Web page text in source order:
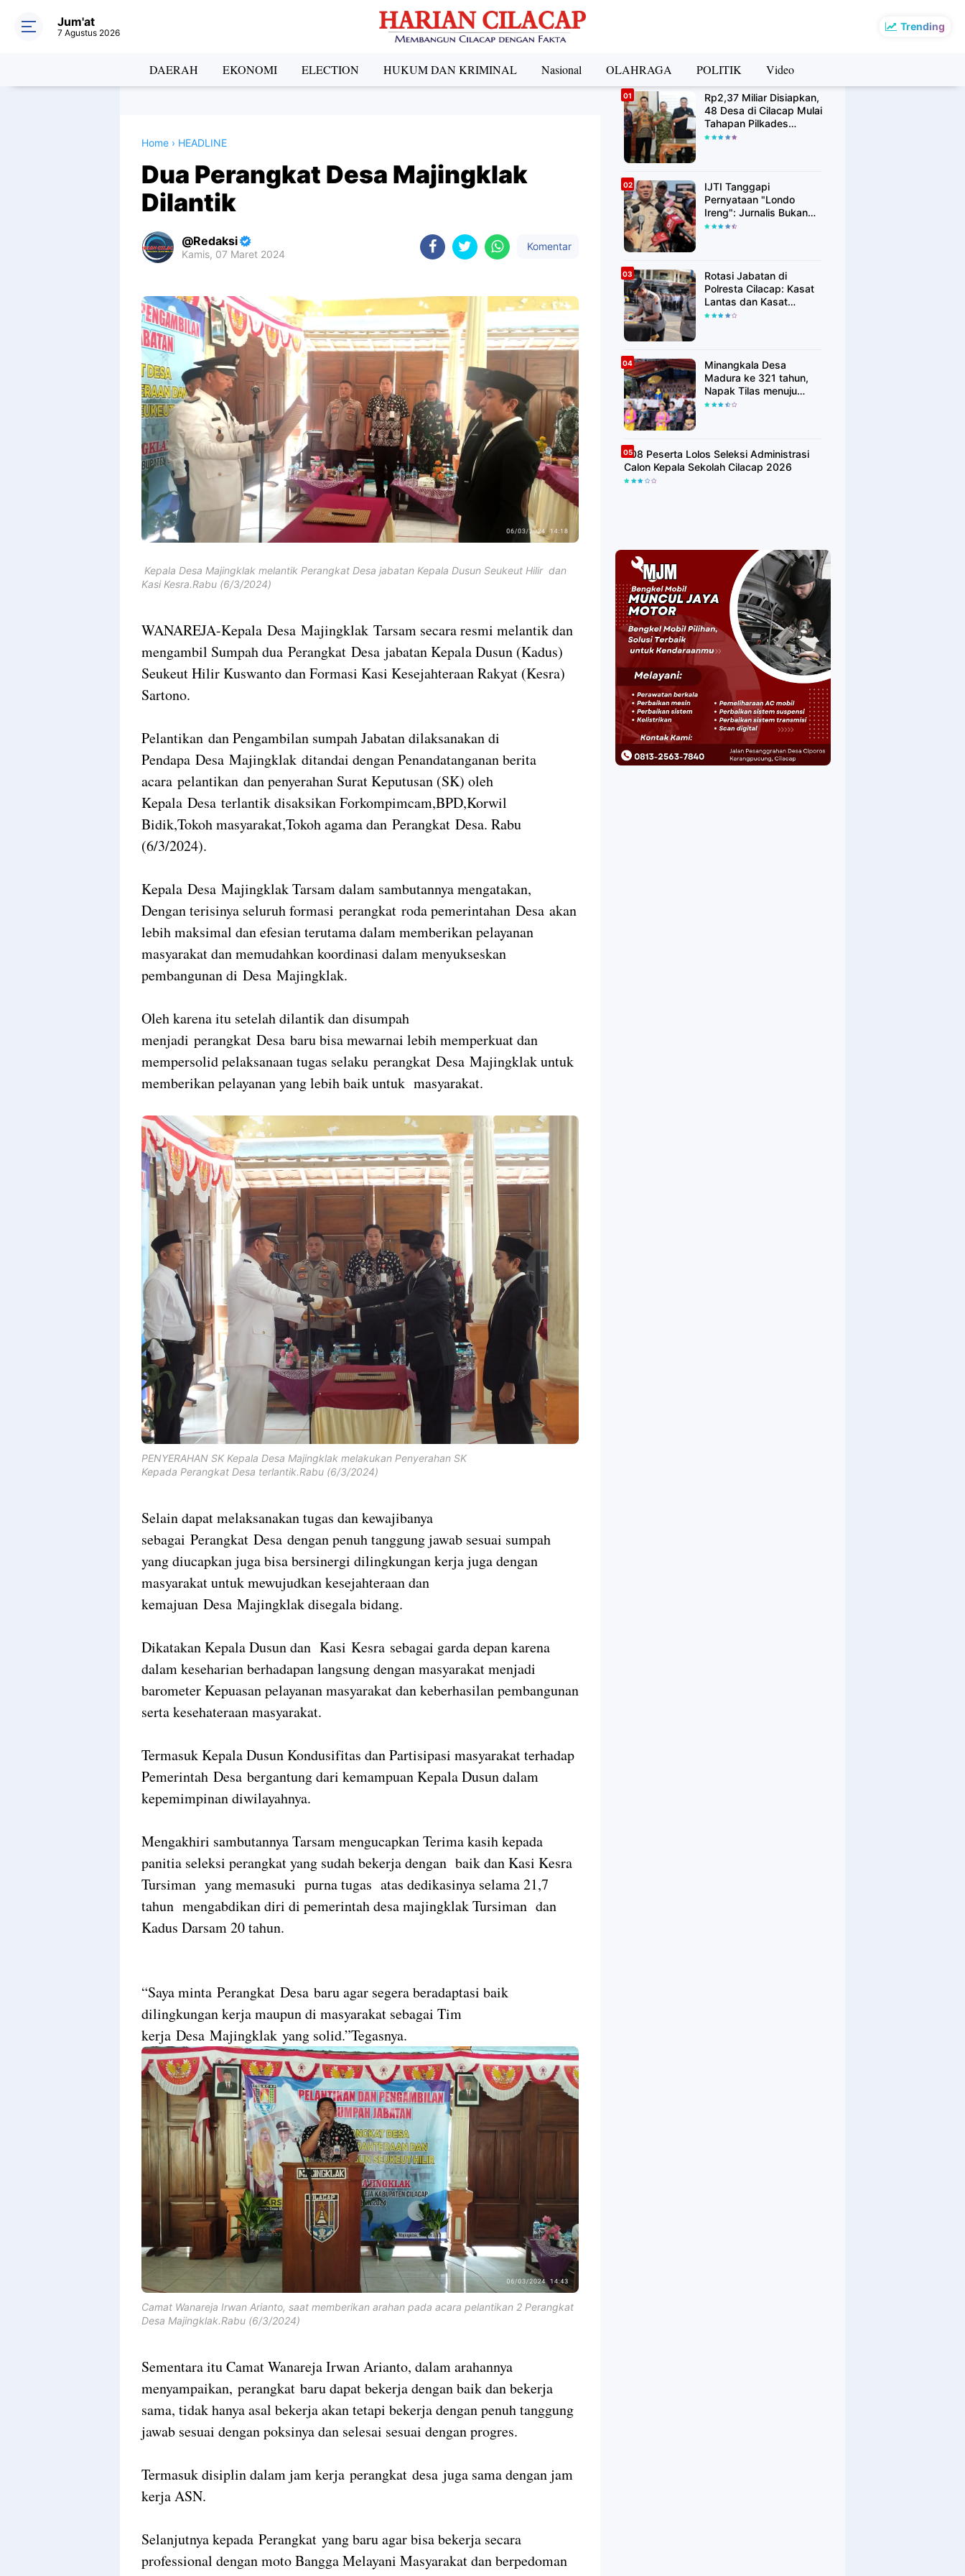
Trending
Jum'at
7 Agustus 2026
DAERAH EKONOMI ELECTION HUKUM DAN KRIMINAL Nasional OLAHRAGA POLITIK Video
Home › HEADLINE
Dua Perangkat Desa Majingklak
Dilantik
Redaksi
Kamis, 07 Maret 2024
Komentar
By
Raushan
Design
With
Shroff
Templates
Kepala Desa Majingklak melantik Perangkat Desa jabatan Kepala Dusun Seukeut Hilir dan
Kasi Kesra.Rabu (6/3/2024)
WANAREJA-Kepala Desa Majingklak Tarsam secara resmi melantik dan
mengambil Sumpah dua Perangkat Desa jabatan Kepala Dusun (Kadus)
Seukeut Hilir Kuswanto dan Formasi Kasi Kesejahteraan Rakyat (Kesra)
Sartono.
Pelantikan dan Pengambilan sumpah Jabatan dilaksanakan di
Pendapa Desa Majingklak ditandai dengan Penandatanganan berita
acara pelantikan dan penyerahan Surat Keputusan (SK) oleh
Kepala Desa terlantik disaksikan Forkompimcam,BPD,Korwil
Bidik,Tokoh masyarakat,Tokoh agama dan Perangkat Desa. Rabu
(6/3/2024).
Kepala Desa Majingklak Tarsam dalam sambutannya mengatakan,
Dengan terisinya seluruh formasi perangkat roda pemerintahan Desa akan
lebih maksimal dan efesian terutama dalam memberikan pelayanan
masyarakat dan memudahkan koordinasi dalam menyukseskan
pembangunan di Desa Majingklak.
Oleh karena itu setelah dilantik dan disumpah
menjadi perangkat Desa baru bisa mewarnai lebih memperkuat dan
mempersolid pelaksanaan tugas selaku perangkat Desa Majingklak untuk
memberikan pelayanan yang lebih baik untuk masyarakat.
PENYERAHAN SK Kepala Desa Majingklak melakukan Penyerahan SK
Kepada Perangkat Desa terlantik.Rabu (6/3/2024)
Selain dapat melaksanakan tugas dan kewajibanya
sebagai Perangkat Desa dengan penuh tanggung jawab sesuai sumpah
yang diucapkan juga bisa bersinergi dilingkungan kerja juga dengan
masyarakat untuk mewujudkan kesejahteraan dan
kemajuan Desa Majingklak disegala bidang.
Dikatakan Kepala Dusun dan Kasi Kesra sebagai garda depan karena
dalam keseharian berhadapan langsung dengan masyarakat menjadi
barometer Kepuasan pelayanan masyarakat dan keberhasilan pembangunan
serta kesehateraan masyarakat.
Termasuk Kepala Dusun Kondusifitas dan Partisipasi masyarakat terhadap
Pemerintah Desa bergantung dari kemampuan Kepala Dusun dalam
kepemimpinan diwilayahnya.
Mengakhiri sambutannya Tarsam mengucapkan Terima kasih kepada
panitia seleksi perangkat yang sudah bekerja dengan baik dan Kasi Kesra
Tursiman yang memasuki purna tugas atas dedikasinya selama 21,7
tahun mengabdikan diri di pemerintah desa majingklak Tursiman dan
Kadus Darsam 20 tahun.
“Saya minta Perangkat Desa baru agar segera beradaptasi baik
dilingkungan kerja maupun di masyarakat sebagai Tim
kerja Desa Majingklak yang solid.”Tegasnya.
Camat Wanareja Irwan Arianto, saat memberikan arahan pada acara pelantikan 2 Perangkat
Desa Majingklak.Rabu (6/3/2024)
Sementara itu Camat Wanareja Irwan Arianto, dalam arahannya
menyampaikan, perangkat baru dapat bekerja dengan baik dan bekerja
sama, tidak hanya asal bekerja akan tetapi bekerja dengan penuh tanggung
jawab sesuai dengan poksinya dan selesai sesuai dengan progres.
Termasuk disiplin dalam jam kerja perangkat desa juga sama dengan jam
kerja ASN.
Selanjutnya kepada Perangkat yang baru agar bisa bekerja secara
professional dengan moto Bangga Melayani Masyarakat dan berpedoman
Arsip Berita
Rp2,37 Miliar Disiapkan,
48 Desa di Cilacap Mulai
Tahapan Pilkades
Serentak Agustus 2026
IJTI Tanggapi
Pernyataan "Londo
Ireng": Jurnalis Bukan
Kaki Tangan Asing, Pers
Rotasi Jabatan di
Polresta Cilacap: Kasat
Lantas dan Kasat
Binmas Resmi Berganti
Minangkala Desa
Madura ke 321 tahun,
Napak Tilas menuju
Kebangkitan
508 Peserta Lolos Seleksi Administrasi
Calon Kepala Sekolah Cilacap 2026